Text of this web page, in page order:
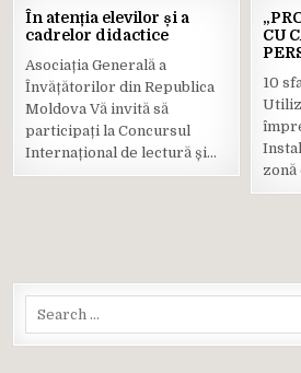
03
Posted
in
În atenția elevilor și a
cadrelor didactice
Asociația Generală a
Învățătorilor din Republica
Moldova Vă invită să
participați la Concursul
Internațional de lectură și…
in
CU
10
zonă